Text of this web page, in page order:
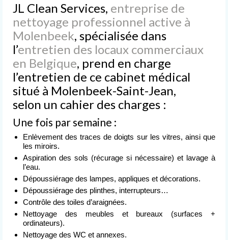
Lavage
de Vitres
Nettoyages
spéciaux
Nettoyage après chantier
Nettoyage après sinistre
Nettoyage après déménagement
Nettoyage après événement
L’entreprise
de nettoyage
Devis
gratuit
Contact
JL Clean Services, entreprise de
nettoyage professionnel active à
Molenbeek, spécialisée dans
l’entretien des locaux commerciaux
en Belgique, prend en charge
l’entretien de ce cabinet médical
situé à Molenbeek-Saint-Jean,
selon un cahier des charges :
Une fois par semaine :
Enlèvement des traces de doigts sur les vitres, ainsi que
les miroirs.
Aspiration des sols (récurage si nécessaire) et lavage à
l’eau.
Dépoussiérage des lampes, appliques et décorations.
Dépoussiérage des plinthes, interrupteurs…
Contrôle des toiles d’araignées.
Nettoyage des meubles et bureaux (surfaces +
ordinateurs).
Nettoyage des WC et annexes.